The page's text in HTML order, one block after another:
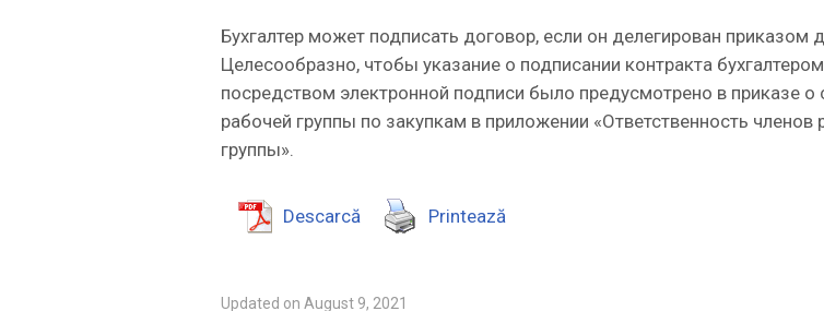
Бухгалтер может подписать договор, если он делегирован приказом
Целесообразно, чтобы указание о подписании контракта бухгалтером
посредством электронной подписи было предусмотрено в приказе о
рабочей группы по закупкам в приложении «Ответственность членов
группы».
Descarcă Printează
Updated on August 9, 2021